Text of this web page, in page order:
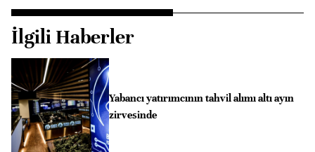
İlgili Haberler
Yabancı yatırımcının tahvil alımı altı ayın
zirvesinde